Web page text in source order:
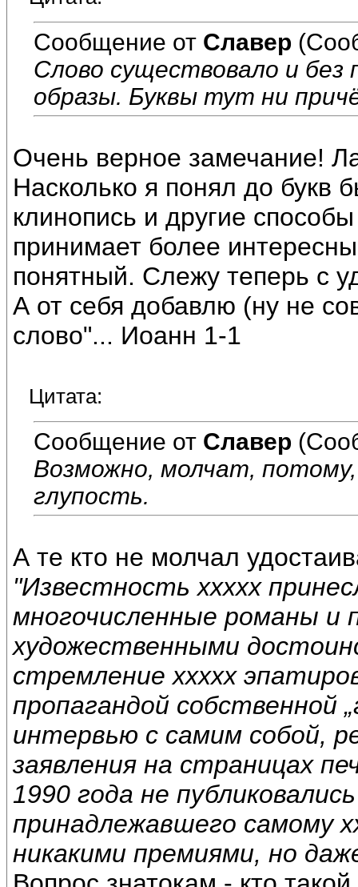
Сообщение от Славер
Слово существовало и без
образы. Буквы тут ни
Очень верное замечание!
Насколько я понял до букв
клинопись и другие
принимает более
понятный. Слежу теперь с
А от себя добавлю (ну не
слово"... Иоанн 1-1
Цитата:
Сообщение от Славер
Возможно, молчат,
глупость.
А те кто не молчал
"Известность ххххх
многочисленные романы и
художественными
стремление ххххх
пропагандой собственной
интервью с самим собой,
заявления на страницах
1990 года не
принадлежавшего самому
никакими премиями, но